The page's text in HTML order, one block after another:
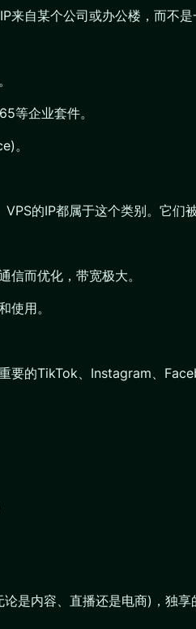
来自某个公司或办公楼，而不
等企业套件。
。
VPS的IP都属于这个类别。它
信而优化，带宽极大。
使用。
要的TikTok、Instagram、
是内容、直播还是电商)，独